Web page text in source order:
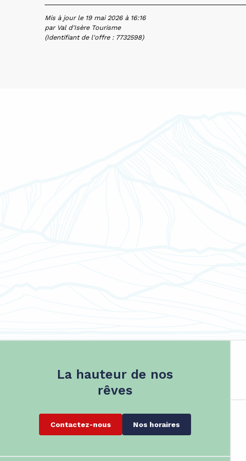
Mis à jour le 19 mai 2026 à 16:16
par Val d'Isère Tourisme
(Identifiant de l'offre : 7732598)
La hauteur de nos
rêves
Contactez-nous Nos horaires